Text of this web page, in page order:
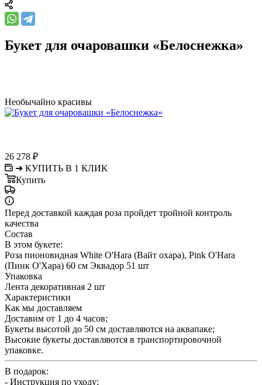
Букет для очаровашки «Белоснежка»
Необычайно красивы
26 278 ₽
➜ КУПИТЬ В 1 КЛИК
Купить
Перед доставкой каждая роза пройдет тройной контроль
качества
Состав
В этом букете:
Роза пионовидная White O'Hara (Вайт охара), Pink O'Hara
(Пинк О'Хара) 60 см Эквадор 51 шт
Упаковка
Лента декоративная 2 шт
Характеристики
Как мы доставляем
Доставим от 1 до 4 часов;
Букеты высотой до 50 см доставляются на аквапаке;
Высокие букеты доставляются в транспортировочной
упаковке.
В подарок:
- Инструкция по уходу;